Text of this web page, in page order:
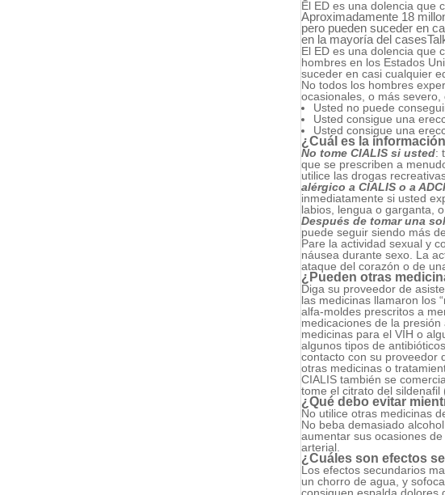
El ED es una dolencia que
Aproximadamente 18
pero pueden suceder en
en la mayoría del
El ED es una dolencia que
hombres en los Estados
suceder en casi cualquier
No todos los hombres
ocasionales, o más
Usted no puede
Usted consigue una
Usted consigue una
¿Cuál es la
No tome CIALIS si usted:
que se prescriben a
utilice las drogas
alérgico a CIALIS o a
inmediatamente si usted
labios, lengua o garganta,
Después de tomar una
puede seguir siendo más
Pare la actividad sexual y
náusea durante sexo. La
ataque del corazón o de
¿Pueden otras
Diga su proveedor de
las medicinas llamaron los
alfa-moldes prescritos a
medicaciones de la presión
medicinas para el VIH o
algunos tipos de
contacto con su proveedor
otras medicinas o
CIALIS también se
tome el citrato del sildenafil
¿Qué debo evitar
No utilice otras medicinas
No beba demasiado
aumentar sus ocasiones
arterial.
¿Cuáles son efectos
Los efectos secundarios
un chorro de agua, y